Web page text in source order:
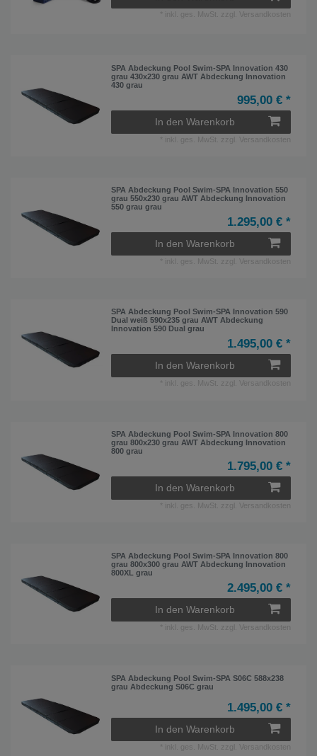
inkl. ges. MwSt. zzgl. Versandkosten
SPA Abdeckung Pool Swim-SPA Innovation 430
grau 430x230 grau AWT Abdeckung Innovation
430 grau
995,00 € *
In den Warenkorb
inkl. ges. MwSt. zzgl. Versandkosten
SPA Abdeckung Pool Swim-SPA Innovation 550
grau 550x230 grau AWT Abdeckung Innovation
550 grau grau
1.295,00 € *
In den Warenkorb
inkl. ges. MwSt. zzgl. Versandkosten
SPA Abdeckung Pool Swim-SPA Innovation 590
Dual weiß 590x235 grau AWT Abdeckung
Innovation 590 Dual grau
1.495,00 € *
In den Warenkorb
inkl. ges. MwSt. zzgl. Versandkosten
SPA Abdeckung Pool Swim-SPA Innovation 800
grau 800x230 grau AWT Abdeckung Innovation
800 grau
1.795,00 € *
In den Warenkorb
inkl. ges. MwSt. zzgl. Versandkosten
SPA Abdeckung Pool Swim-SPA Innovation 800
grau 800x300 grau AWT Abdeckung Innovation
800XL grau
2.495,00 € *
In den Warenkorb
inkl. ges. MwSt. zzgl. Versandkosten
SPA Abdeckung Pool Swim-SPA S06C 588x238
grau Abdeckung S06C grau
1.495,00 € *
In den Warenkorb
inkl. ges. MwSt. zzgl. Versandkosten